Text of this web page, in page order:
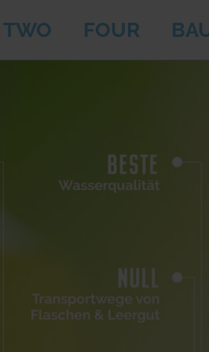
TWO FOUR